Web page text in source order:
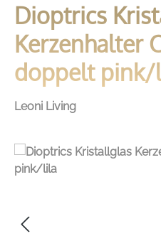
Dioptrics
Kerzenhalter
doppelt pink/
Leoni Living